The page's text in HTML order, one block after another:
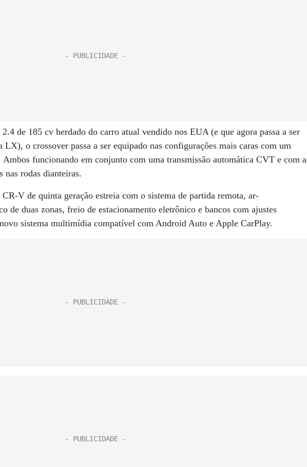
de 185 cv herdado do carro atual vendido nos EUA (e que agora passa a ser
LX), o crossover passa a ser equipado nas configurações mais caras com um
funcionando em conjunto com uma transmissão automática CVT e com a
nas rodas dianteiras.
V de quinta geração estreia com o sistema de partida remota, ar-
de duas zonas, freio de estacionamento eletrônico e bancos com ajustes
sistema multimídia compatível com Android Auto e Apple CarPlay.